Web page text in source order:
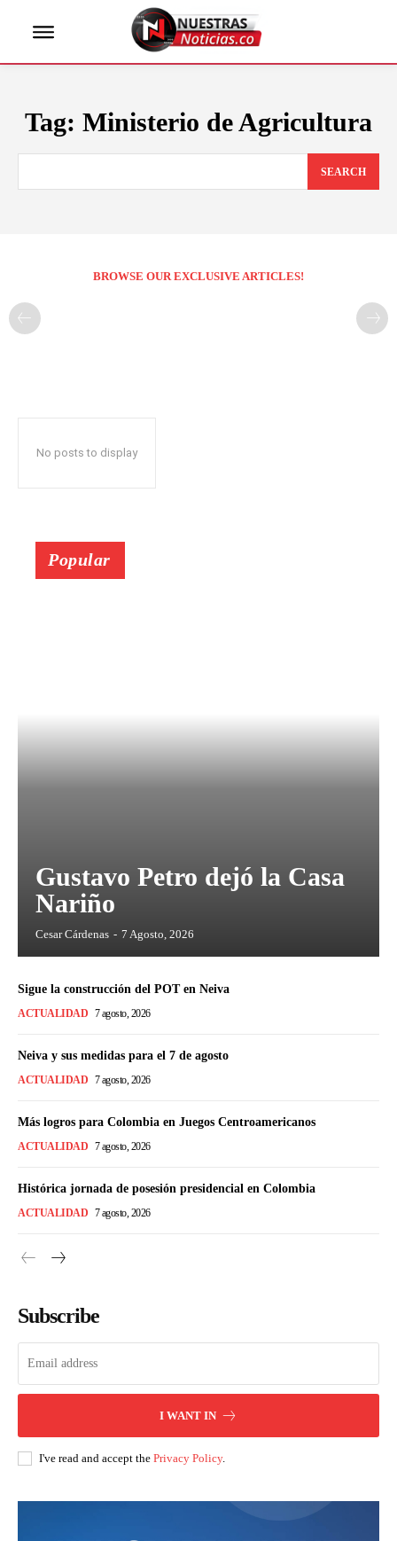
Tag: Ministerio de Agricultura
SEARCH
BROWSE OUR EXCLUSIVE ARTICLES!
No posts to display
Popular
Gustavo Petro dejó la Casa
Nariño
Cesar Cárdenas - 7 Agosto, 2026
Sigue la construcción del POT en Neiva
ACTUALIDAD 7 agosto, 2026
Neiva y sus medidas para el 7 de agosto
ACTUALIDAD 7 agosto, 2026
Más logros para Colombia en Juegos Centroamericanos
ACTUALIDAD 7 agosto, 2026
Histórica jornada de posesión presidencial en Colombia
ACTUALIDAD 7 agosto, 2026
Subscribe
I WANT IN
I've read and accept the Privacy Policy.